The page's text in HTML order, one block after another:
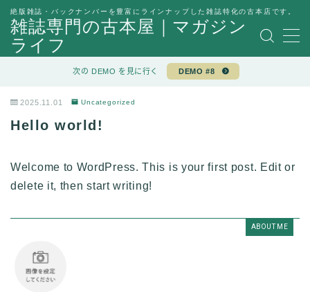
雑誌専門の古本屋｜マガジン
ライフ
絶版雑誌・バックナンバーを豊富にラインナップした雑誌特化の古本店です。
MENU
利用規約／特定商取引法に基づく表記
運営者情報
次の DEMO を見に行く DEMO #8
2025.11.01 Uncategorized
Hello world!
Welcome to WordPress. This is your first post. Edit or
delete it, then start writing!
ABOUT ME